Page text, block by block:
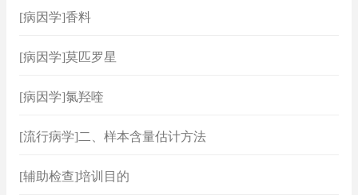
[病因学]香料
[病因学]莫匹罗星
[病因学]氯羟喹
[流行病学]二、样本含量估计方法
[辅助检查]培训目的